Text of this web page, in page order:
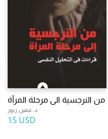
من النرجسية الى مرحلة المرآة
د. نيفين زيور
15 USD